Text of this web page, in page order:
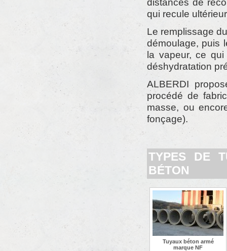
qui recule
Le remplissage
démoulage, puis
la vapeur, ce
déshydratation
ALBERDI
procédé de
masse, ou
fonçage).
TYPES DE
BÉTON
Tuyaux béton armé
marque NF